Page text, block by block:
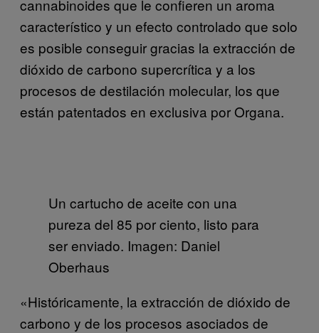
cannabinoides que le confieren un aroma
característico y un efecto controlado que solo
es posible conseguir gracias la extracción de
dióxido de carbono supercrítica y a los
procesos de destilación molecular, los que
están patentados en exclusiva por Organa.
Un cartucho de aceite con una
pureza del 85 por ciento, listo para
ser enviado. Imagen: Daniel
Oberhaus
«Históricamente, la extracción de dióxido de
carbono y de los procesos asociados de